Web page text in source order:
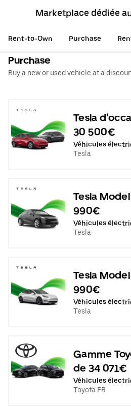
Marketplace dédiée
Rent-to-Own Purchase
Purchase
Buy a new or used vehicle at a
Tesla
30 500€
Véhicules
Tesla
Tesla
990€
Véhicules
Tesla
Tesla
990€
Véhicules
Tesla
Gamme
de 34 071€
Véhicules
Toyota FR